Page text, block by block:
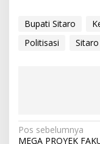
Bupati Sitaro
Politisasi
Sitaro
Navigasi
Pos sebelumnya
MEGA PROYEK